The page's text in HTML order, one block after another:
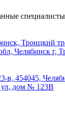
специалисты
Троицкий
Челябинск г,
в, 454045,
ул, дом № 123В